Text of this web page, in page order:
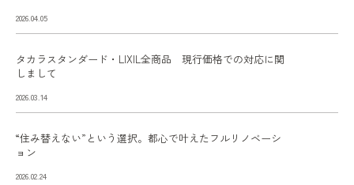
2026.04.05
タカラスタンダード・LIXIL全商品 現行価格での対応に関
しまして
2026.03.14
“住み替えない”という選択。都心で叶えたフルリノベーシ
ョン
2026.02.24